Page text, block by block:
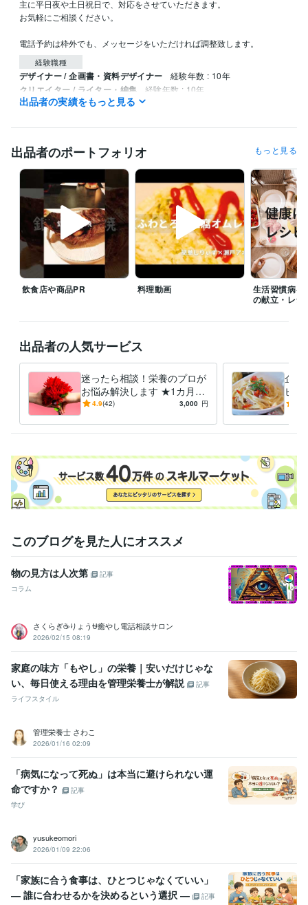
主に平日夜や土日祝日で、対応をさせていただきます。
お気軽にご相談ください。
電話予約は枠外でも、メッセージをいただければ調整致します。
経験職種
デザイナー / 企画書・資料デザイナー 経験年数 : 10年
クリエイター / ライター・編集 経験年数 : 10年
クリエイター / 作家 経験年数 : 10年
ライフスタイル・その他 / カウンセラー・コーチ 経験年数 : 10年
職歴
病院 2016年3月 ~ 現在
タウンドクター株式会社 2022年10月 ~ 現在
個人事業 2022年3月 ~ 現在
受賞歴
管理栄養士の時間の使い方: ストレスを減らして健康に 心身のバラン
スを整える 90%ストレス軽減法 会社員が実践できる 副業×投資×節約
の黄金律 毎日が楽になる！ 管理栄養士のやさしい健康レシピ エジソ
ンママ　離乳食づくりをラクにする！時短アイデアとスト…
女性自
身　小松菜×油揚げで骨活ふりかけ 女性自身　夏にぴったり！冷やし
ニューパートナー管理栄養
資格・検定
管理栄養士 取得年 : 2015年
食品衛生管理者
得意分野
住まい・美容・生活相談
出品者の実績をもっと見る
出品者のポートフォリオ もっと見る
飲食店や商品PR 料理動画
生活習慣病を
の献立・レシ
出品者の人気サービス
迷ったら相談！栄養のプロが
お悩み解決します ★1カ月間
の安心サポートを提供
4.9(42) 3,000 円
企業
ピ開
た料
このブログを見た人にオススメ
物の見方は人次第
記事
コラム
さくらぎ☕りょう⛎癒やし電話相談サロン
2026/02/15 08:19
家庭の味方「もやし」の栄養｜安いだけじゃな
い、毎日使える理由を管理栄養士が解説
記事
ライフスタイル
管理栄養士 さわこ
2026/01/16 02:09
「病気になって死ぬ」は本当に避けられない運
命ですか？
記事
学び
yusukeomori
2026/01/09 22:06
「家族に合う食事は、ひとつじゃなくていい」
― 誰に合わせるかを決めるという選択 ―
記事